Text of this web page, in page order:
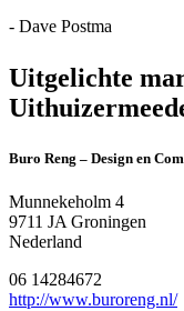
- Dave Postma
Uitgelichte
Buro Reng – Design en
Munnekeholm 4
9711 JA Groningen
Nederland
06 14284672
http://www.buroreng.nl/